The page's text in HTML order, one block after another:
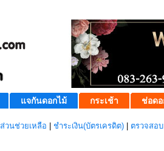
แจกันดอกไม้ กระเช้า ช่อดอ
ส่วนช่วยเหลือ ชำระเงิน(บัตรเครดิต) ตรวจสอ